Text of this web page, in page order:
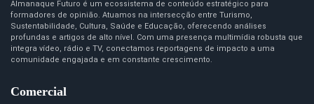
Almanaque Futuro é um ecossistema de conteúdo estratégico para
formadores de opinião. Atuamos na intersecção entre Turismo,
Sustentabilidade, Cultura, Saúde e Educação, oferecendo análises
profundas e artigos de alto nível. Com uma presença multimídia robusta que
integra vídeo, rádio e TV, conectamos reportagens de impacto a uma
comunidade engajada e em constante crescimento.
Comercial